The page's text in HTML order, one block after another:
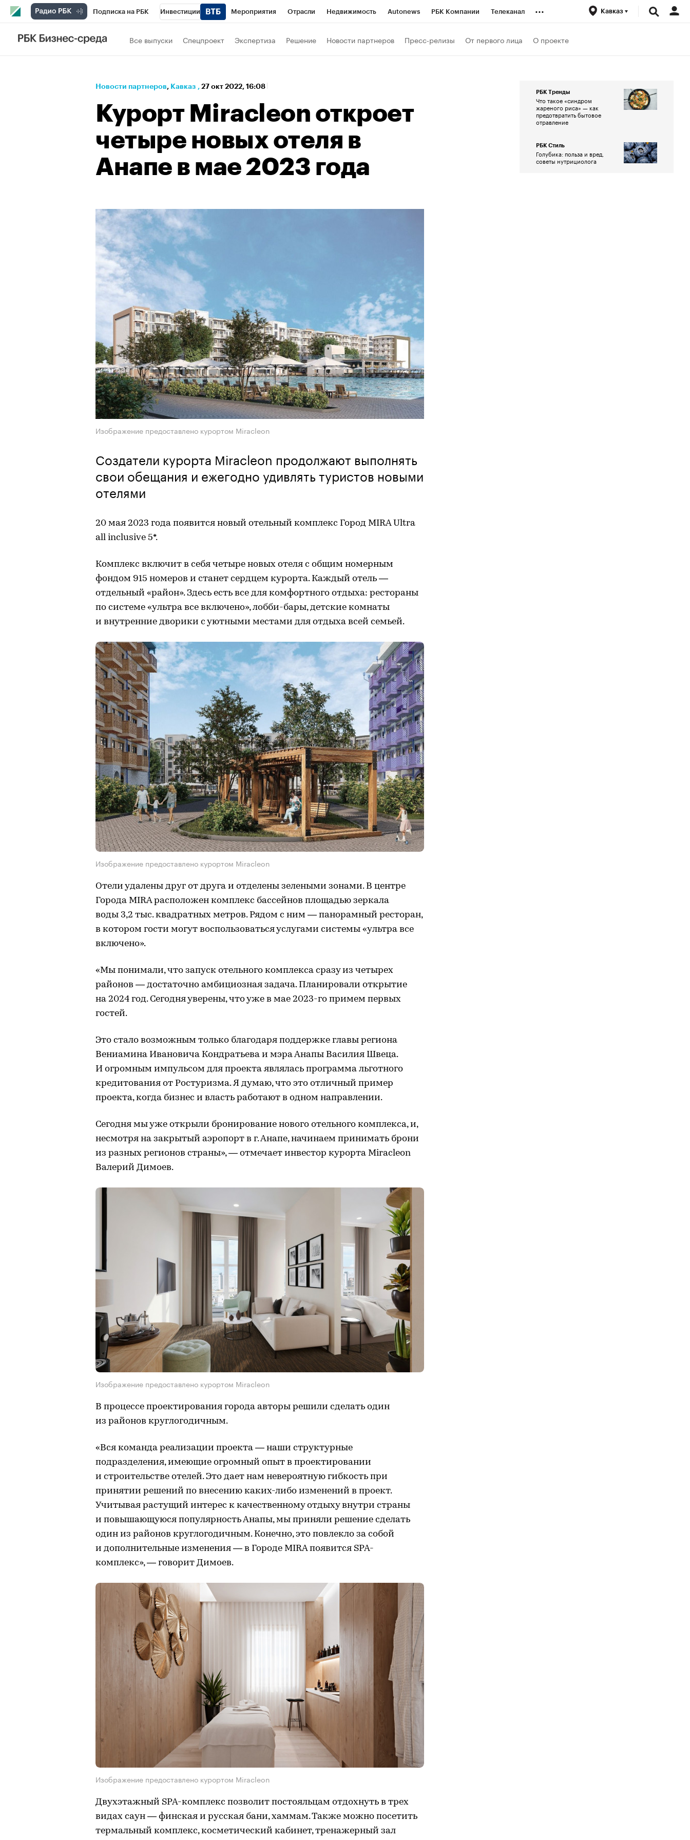
Подписка на РБК Инвестиции Мероприятия Отрасли Недвижимость Autonews РБК Компании Телеканал
РБК Вино
Проверка контрагентов Политика Экономика
... Кавказ
Все выпуски Спецпроект Экспертиза Решение Новости партнеров Пресс-релизы От первого лица О проекте
Новости партнеров⁠, Кавказ , 27 окт 2022, 16:08
Курорт Miracleon откроет
четыре новых отеля в
Анапе в мае 2023 года
Изображение предоставлено курортом Miracleon
Создатели курорта Miracleon продолжают выполнять
свои обещания и ежегодно удивлять туристов новыми
отелями
20 мая 2023 года появится новый отельный комплекс Город MIRA Ultra
all inclusive 5*.
Комплекс включит в себя четыре новых отеля с общим номерным
фондом 915 номеров и станет сердцем курорта. Каждый отель —
отдельный «район». Здесь есть все для комфортного отдыха: рестораны
по системе «ультра все включено», лобби-бары, детские комнаты
и внутренние дворики с уютными местами для отдыха всей семьей.
Изображение предоставлено курортом Miracleon
Отели удалены друг от друга и отделены зелеными зонами. В центре
Города MIRA расположен комплекс бассейнов площадью зеркала
воды 3,2 тыс. квадратных метров. Рядом с ним — панорамный ресторан,
в котором гости могут воспользоваться услугами системы «ультра все
включено».
«Мы понимали, что запуск отельного комплекса сразу из четырех
районов — достаточно амбициозная задача. Планировали открытие
на 2024 год. Сегодня уверены, что уже в мае 2023-го примем первых
гостей.
Это стало возможным только благодаря поддержке главы региона
Вениамина Ивановича Кондратьева и мэра Анапы Василия Швеца.
И огромным импульсом для проекта являлась программа льготного
кредитования от Ростуризма. Я думаю, что это отличный пример
проекта, когда бизнес и власть работают в одном направлении.
Сегодня мы уже открыли бронирование нового отельного комплекса, и,
несмотря на закрытый аэропорт в г. Анапе, начинаем принимать брони
из разных регионов страны», — отмечает инвестор курорта Miracleon
Валерий Димоев.
Изображение предоставлено курортом Miracleon
В процессе проектирования города авторы решили сделать один
из районов круглогодичным.
«Вся команда реализации проекта — наши структурные
подразделения, имеющие огромный опыт в проектировании
и строительстве отелей. Это дает нам невероятную гибкость при
принятии решений по внесению каких-либо изменений в проект.
Учитывая растущий интерес к качественному отдыху внутри страны
и повышающуюся популярность Анапы, мы приняли решение сделать
один из районов круглогодичным. Конечно, это повлекло за собой
и дополнительные изменения — в Городе MIRA появится SPA-
комплекс», — говорит Димоев.
Изображение предоставлено курортом Miracleon
Двухэтажный SPA-комплекс позволит постояльцам отдохнуть в трех
видах саун — финская и русская бани, хаммам. Также можно посетить
термальный комплекс, косметический кабинет, тренажерный зал
РБК Тренды
Что такое «синдром
жареного риса» — как
предотвратить бытовое
отравление
РБК Стиль
Голубика: польза и вред,
советы нутрициолога